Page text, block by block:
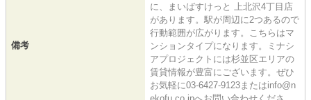
備考
に、まいばすけっと 上北沢4丁目店
があります。駅が周辺に2つあるので
行動範囲が広がります。こちらはマ
ンションタイプになります。ミナシ
アプロジェクトには杉並区エリアの
賃貸情報が豊富にございます。ぜひ
お気軽に03-6427-9123またはinfo@n